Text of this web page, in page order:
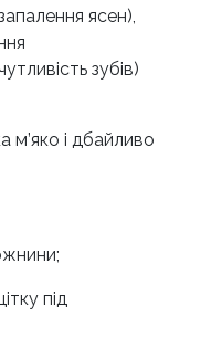
ясен),
зубів)
м’яко і дбайливо
під